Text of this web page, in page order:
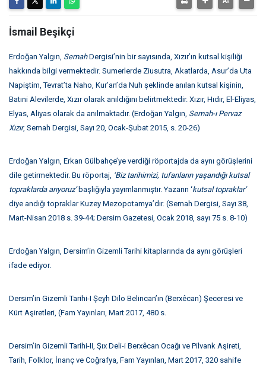
İsmail Beşikçi
Erdoğan Yalgın, SemahDergisi’nin bir sayısında, Xızır’ın kutsal kişiliği
hakkında bilgi vermektedir. Sumerlerde Ziusutra, Akatlarda, Asur’da Uta
Napiştim, Tevrat’ta Naho, Kur’an’da Nuh şeklinde anılan kutsal kişinin,
Batıni Alevilerde, Xızır olarak anıldığını belirtmektedir. Xızır, Hıdır, El-Eliyas,
Elyas, Aliyas olarak da anılmaktadır. (Erdoğan Yalgın, Semah-ı Pervaz
Xızır, Semah Dergisi, Sayı 20, Ocak-Şubat 2015, s. 20-26)
Erdoğan Yalgın, Erkan Gülbahçe’ye verdiği röportajda da aynı görüşlerini
dile getirmektedir. Bu röportaj, ‘Biz tarihimizi, tufanların yaşandığı kutsal
topraklarda arıyoruz’başlığıyla yayımlanmıştır. Yazarın ‘kutsal topraklar’
diye andığı topraklar Kuzey Mezopotamya’dır. (Semah Dergisi, Sayı 38,
Mart-Nisan 2018 s. 39-44; Dersim Gazetesi, Ocak 2018, sayı 75 s. 8-10)
Erdoğan Yalgın, Dersim’in Gizemli Tarihi kitaplarında da aynı görüşleri
ifade ediyor.
Dersim’in Gizemli Tarihi-I Şeyh Dilo Belincan’ın (Berxêcan) Şeceresi ve
Kürt Aşiretleri, (Fam Yayınları, Mart 2017, 480 s.
Dersim’in Gizemli Tarihi-II, Şıx Deli-i Berxêcan Ocağı ve Pilvank Aşireti,
Tarih, Folklor, İnanç ve Coğrafya, Fam Yayınları, Mart 2017, 320 sahife